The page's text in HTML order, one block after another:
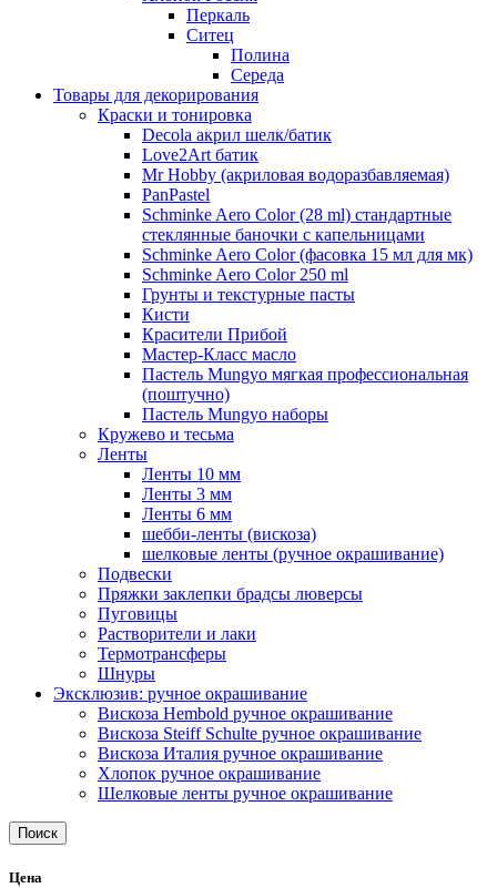
Перкаль
Ситец
Полина
Середа
Товары для декорирования
Краски и тонировка
Decola акрил шелк/батик
Love2Art батик
Mr Hobby (акриловая водоразбавляемая)
PanPastel
Schminke Aero Color (28 ml) стандартные
стеклянные баночки с капельницами
Schminke Aero Color (фасовка 15 мл для мк)
Schminke Aero Color 250 ml
Грунты и текстурные пасты
Кисти
Красители Прибой
Мастер-Класс масло
Пастель Mungyo мягкая профессиональная
(поштучно)
Пастель Mungyo наборы
Кружево и тесьма
Ленты
Ленты 10 мм
Ленты 3 мм
Ленты 6 мм
шебби-ленты (вискоза)
шелковые ленты (ручное окрашивание)
Подвески
Пряжки заклепки брадсы люверсы
Пуговицы
Растворители и лаки
Термотрансферы
Шнуры
Эксклюзив: ручное окрашивание
Вискоза Hembold ручное окрашивание
Вискоза Steiff Schulte ручное окрашивание
Вискоза Италия ручное окрашивание
Хлопок ручное окрашивание
Шелковые ленты ручное окрашивание
Поиск
Цена